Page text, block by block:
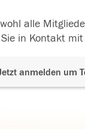
alle
in Kontakt
anmelden um